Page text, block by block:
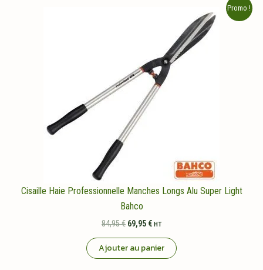
Promo !
Cisaille Haie Professionnelle Manches Longs Alu Super Light
Bahco
84,95€ Le
initial
était :
69,95 €Le
actuel
HT
Ajouter au panier